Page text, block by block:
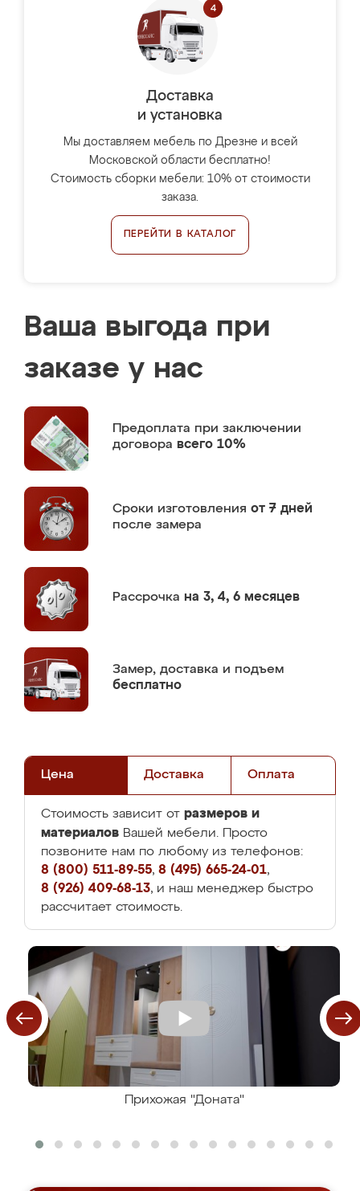
Доставка
и установка
Мы доставляем мебель по Дрезне и всей
Московской области бесплатно!
Стоимость сборки мебели: 10% от стоимости
заказа.
ПЕРЕЙТИ В КАТАЛОГ
Ваша выгода при
заказе у нас
Предоплата при заключении
договора всего 10%
Сроки изготовления от 7 дней
после замера
Рассрочка на 3, 4, 6 месяцев
Замер, доставка и подъем
бесплатно
Цена Доставка Оплата
Стоимость зависит от размеров и
материалов Вашей мебели. Просто
позвоните нам по любому из телефонов:
8 (800) 511-89-55, 8 (495) 665-24-01,
8 (926) 409-68-13, и наш менеджер быстро
рассчитает стоимость.
Прихожая "Доната"